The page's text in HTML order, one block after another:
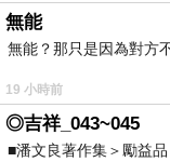
無能
無能？那只是因為對方
19 小時前
◎吉祥_043~045
■潘文良著作集＞勵益